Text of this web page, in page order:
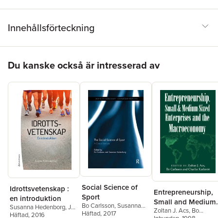
Innehållsförteckning
Du kanske också är intresserad av
Idrottsvetenskap :
en introduktion
Susanna Hedenborg,Jyri
Backman,Karin Book
Häftad, 2016
Social Science of
Sport
Bo Carlsson,Susanna
Hedenborg
Häftad, 2017
Entrepreneurship,
Small and Medium-
Sized Enterprises
Zoltan J. Acs, Bo